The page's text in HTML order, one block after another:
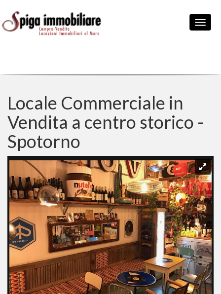
Locale Commerciale in
Vendita a centro storico -
Spotorno